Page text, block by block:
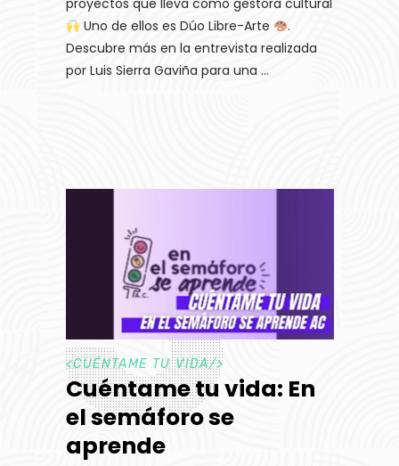
proyectos que lleva como gestora cultural
Uno de ellos es Dúo Libre-Arte
.
Descubre más en la entrevista realizada
por Luis Sierra Gaviña para una
<CUÉNTAME TU VIDA/>
Cuéntame tu vida: En
el semáforo se
aprende